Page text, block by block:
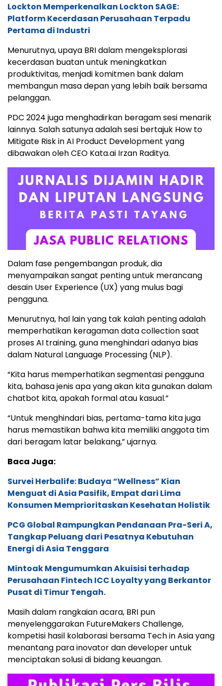
Lockton Memperkenalkan Lockton SAGE:
Platform Kecerdasan Perusahaan Terpadu
Pertama di Industri
Menurutnya, upaya BRI dalam mengeksplorasi
kecerdasan buatan untuk meningkatkan
produktivitas, menjadi komitmen bank dalam
membangun masa depan yang lebih baik bersama
pelanggan.
PDC 2024 juga menghadirkan beragam sesi menarik
lainnya. Salah satunya adalah sesi bertajuk How to
Mitigate Risk in AI Product Development yang
dibawakan oleh CEO Kata.ai Irzan Raditya.
Dalam fase pengembangan produk, dia
menyampaikan sangat penting untuk merancang
desain User Experience (UX) yang mulus bagi
pengguna.
Menurutnya, hal lain yang tak kalah penting adalah
memperhatikan keragaman data collection saat
proses AI training, guna menghindari adanya bias
dalam Natural Language Processing (NLP).
“Kita harus memperhatikan segmentasi pengguna
kita, bahasa jenis apa yang akan kita gunakan dalam
chatbot kita, apakah formal atau kasual.”
“Untuk menghindari bias, pertama-tama kita juga
harus memastikan bahwa kita memiliki anggota tim
dari beragam latar belakang,” ujarnya.
Baca Juga:
Survei Herbalife: Budaya “Wellness” Kian
Menguat di Asia Pasifik, Empat dari Lima
Konsumen Memprioritaskan Kesehatan Holistik
PCG Global Rampungkan Pendanaan Pra-Seri A,
Tangkap Peluang dari Pesatnya Kebutuhan
Energi di Asia Tenggara
Mintoak Mengumumkan Akuisisi terhadap
Perusahaan Fintech ICC Loyalty yang Berkantor
Pusat di Timur Tengah.
Masih dalam rangkaian acara, BRI pun
menyelenggarakan FutureMakers Challenge,
kompetisi hasil kolaborasi bersama Tech in Asia yang
menantang para inovator dan developer untuk
menciptakan solusi di bidang keuangan.